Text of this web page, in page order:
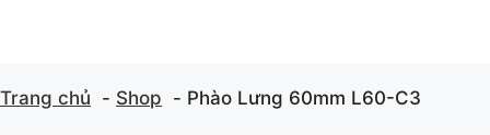
Trang chủ Shop Phào Lưng 60mm L60-C3